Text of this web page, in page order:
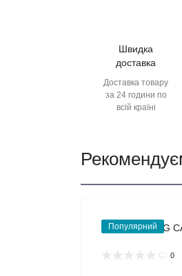
Швидка
доставка
Доставка товару
за 24 години по
всій країні
Популярний
0